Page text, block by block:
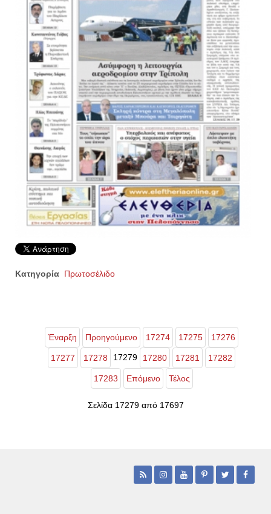
Κατηγορία Πρωτοσέλιδο
Έναρξη Προηγούμενο 17274 17275 17276
17277 17278 17279 17280 17281 17282
17283 Επόμενο Τέλος
Σελίδα 17279 από 17697